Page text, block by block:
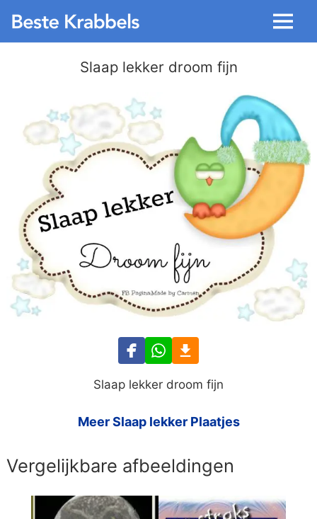
Menu
Slaap lekker droom fijn
Slaap lekker droom fijn
Meer Slaap lekker Plaatjes
Vergelijkbare afbeeldingen